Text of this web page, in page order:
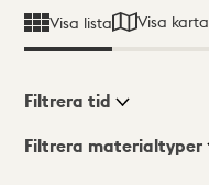
Visa lista Visa karta
Visningsläge
Filtrera tid
Filtrera materialtyper